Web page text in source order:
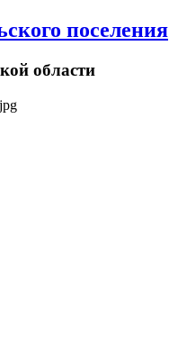
поселения
области